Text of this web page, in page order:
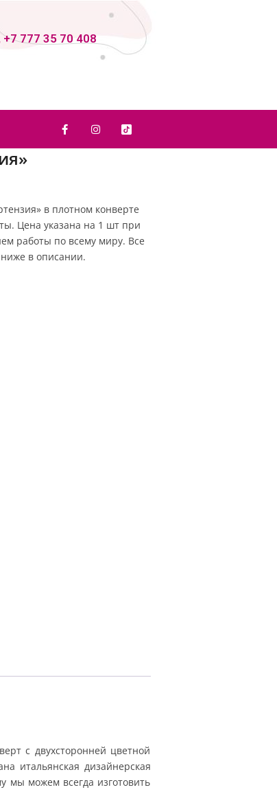
777 35 70 408
в плотном конверте
Цена указана на 1 шт при
работы по всему миру. Все
в описании.
с двухсторонней цветной
итальянская дизайнерская
мы можем всегда изготовить